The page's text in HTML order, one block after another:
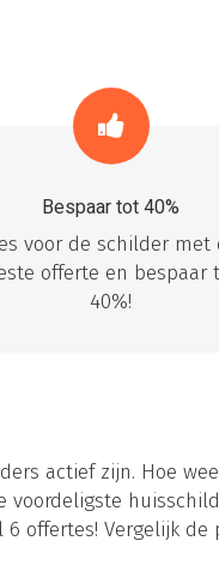
Bespaar tot 40%
voor de schilder met
offerte en bespaar
40%!
actief zijn. Hoe
voordeligste
offertes! Vergelijk de